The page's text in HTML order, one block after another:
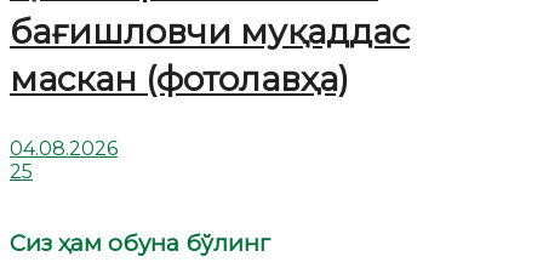
бағишловчи муқаддас
маскан (фотолавҳа)
04.08.2026
25
Сиз ҳам обуна бўлинг